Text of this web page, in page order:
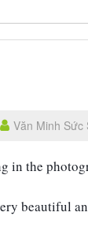
Văn Minh Sức
in the
beautiful